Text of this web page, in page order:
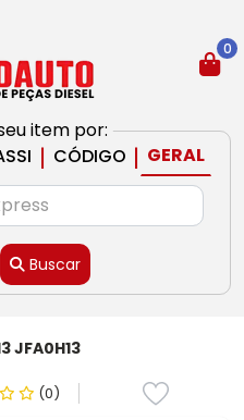
item por:
| CÓDIGO | GERAL
Buscar
0
JFA0H13
(0)